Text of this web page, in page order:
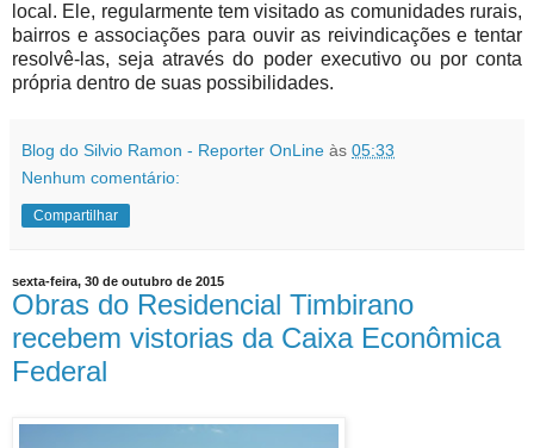
local. Ele, regularmente tem visitado as comunidades rurais,
bairros e associações para ouvir as reivindicações e tentar
resolvê-las, seja através do poder executivo ou por conta
própria dentro de suas possibilidades.
Blog do Silvio Ramon - Reporter OnLine às 05:33
Nenhum comentário:
Compartilhar
sexta-feira, 30 de outubro de 2015
Obras do Residencial Timbirano
recebem vistorias da Caixa Econômica
Federal